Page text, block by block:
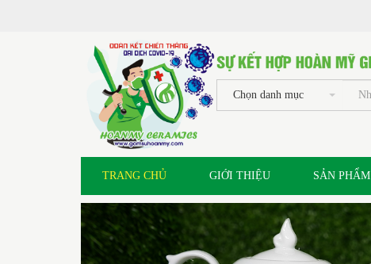
Chọn danh mục
TRANG CHỦ GIỚI THIỆU SẢN PHẨM